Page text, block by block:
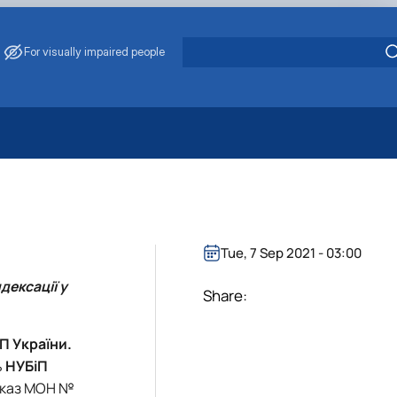
For visually impaired people
Saving
of Eco-Safe and Organic Products
у
України.
НУБіП
МОН №
Tue, 7 Sep 2021 - 03:00
Share: